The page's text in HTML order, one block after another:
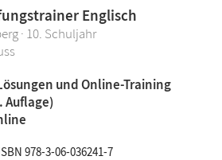
Englisch
· 10. Schuljahr
und Online-Training
Auflage)
978-3-06-036241-7